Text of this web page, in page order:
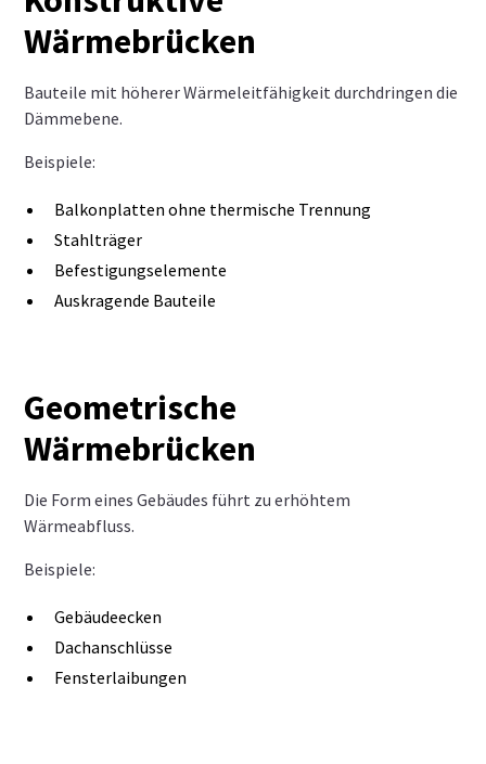
Wärmebrücken
Bauteile mit höherer Wärmeleitfähigkeit durchdringen die
Dämmebene.
Beispiele:
Balkonplatten ohne thermische Trennung
Stahlträger
Befestigungselemente
Auskragende Bauteile
Geometrische
Wärmebrücken
Die Form eines Gebäudes führt zu erhöhtem
Wärmeabfluss.
Beispiele:
Gebäudeecken
Dachanschlüsse
Fensterlaibungen